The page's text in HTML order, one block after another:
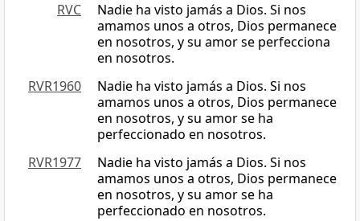
RVC
Nadie ha visto jamás a Dios. Si nos
amamos unos a otros, Dios permanece
en nosotros, y su amor se perfecciona
en nosotros.
RVR1960
Nadie ha visto jamás a Dios. Si nos
amamos unos a otros, Dios permanece
en nosotros, y su amor se ha
perfeccionado en nosotros.
RVR1977
Nadie ha visto jamás a Dios. Si nos
amamos unos a otros, Dios permanece
en nosotros, y su amor se ha
perfeccionado en nosotros.